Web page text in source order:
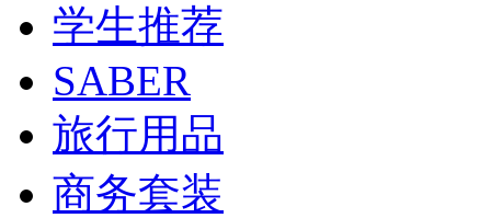
学生推荐
SABER
旅行用品
商务套装